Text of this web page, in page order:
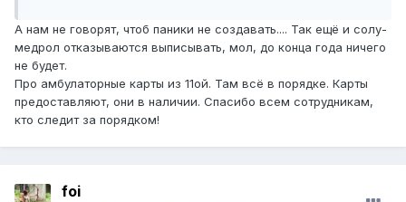
А нам не говорят, чтоб паники не создавать.... Так ещё и солу-
медрол отказываются выписывать, мол, до конца года ничего
не будет.
Про амбулаторные карты из 11ой. Там всё в порядке. Карты
предоставляют, они в наличии. Спасибо всем сотрудникам,
кто следит за порядком!
foi